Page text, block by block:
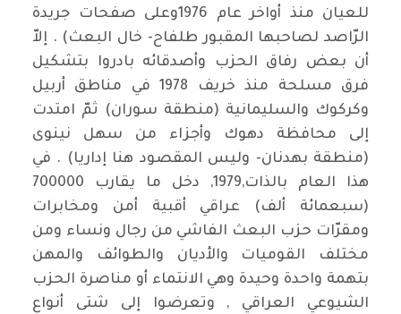
للعيان منذ أواخر عام 1976وعلى صفحات جريدة
الرّاصد لصاحبها المقبور طلفاح- خال البعث) . إلاّ
أن بعض رفاق الحزب وأصدقائه بادروا بتشكيل
فرق مسلحة منذ خريف 1978 في مناطق أربيل
وكركوك والسليمانية (منطقة سوران) ثمّ امتدت
إلى محافظة دهوك وأجزاء من سهل نينوى
(منطقة بهدنان- وليس المقصود هنا إداريا) . في
هذا العام بالذات,1979, دخل ما يقارب 700000
(سبعمائة ألف) عراقي أقبية أمن ومخابرات
ومقرّات حزب البعث الفاشي من رجال ونساء ومن
مختلف القوميات والأديان والطوائف والمهن
بتهمة واحدة وحيدة وهي الانتماء أو مناصرة الحزب
الشيوعي العراقي , وتعرضوا إلى شتى أنواع